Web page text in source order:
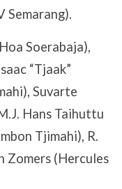
Semarang).
Soerabaja),
“Tjaak”
Suvarte
Hans Taihuttu
Tjimahi), R.
Zomers (Hercules